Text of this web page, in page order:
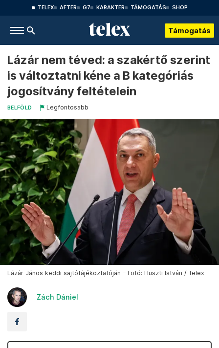
TELEX AFTER G7 KARAKTER TÁMOGATÁS SHOP
Támogatás
Lázár nem téved: a szakértő szerint
is változtatni kéne a B kategóriás
jogosítvány feltételein
BELFÖLD Legfontosabb
Lázár János keddi sajtótájékoztatóján – Fotó: Huszti István / Telex
Zách Dániel